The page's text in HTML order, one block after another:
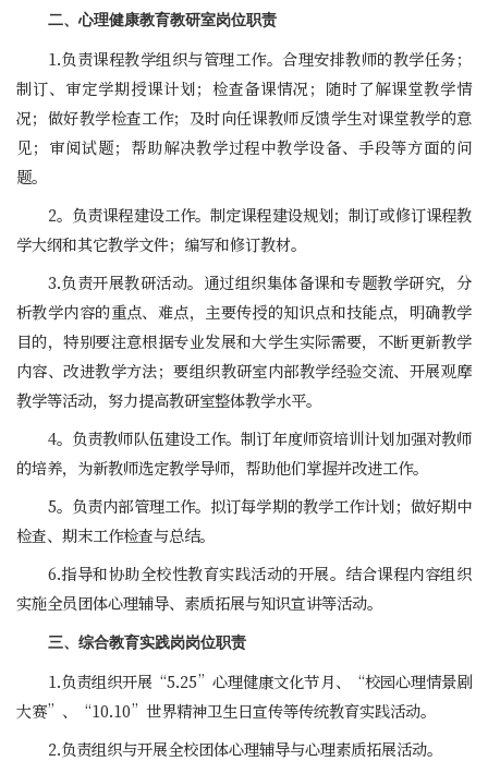
二、心理健康教育教研室岗位职责
1.负责课程教学组织与管理工作。合理安排教师的教学任务；
制订、审定学期授课计划；检查备课情况；随时了解课堂教学情
况；做好教学检查工作；及时向任课教师反馈学生对课堂教学的意
见；审阅试题；帮助解决教学过程中教学设备、手段等方面的问
题。
2。负责课程建设工作。制定课程建设规划；制订或修订课程教
学大纲和其它教学文件；编写和修订教材。
3.负责开展教研活动。通过组织集体备课和专题教学研究，分
析教学内容的重点、难点，主要传授的知识点和技能点，明确教学
目的，特别要注意根据专业发展和大学生实际需要，不断更新教学
内容、改进教学方法；要组织教研室内部教学经验交流、开展观摩
教学等活动，努力提高教研室整体教学水平。
4。负责教师队伍建设工作。制订年度师资培训计划加强对教师
的培养，为新教师选定教学导师，帮助他们掌握并改进工作。
5。负责内部管理工作。拟订每学期的教学工作计划；做好期中
检查、期末工作检查与总结。
6.指导和协助全校性教育实践活动的开展。结合课程内容组织
实施全员团体心理辅导、素质拓展与知识宣讲等活动。
三、综合教育实践岗岗位职责
1.负责组织开展“5.25”心理健康文化节月、“校园心理情景剧
大赛”、“10.10”世界精神卫生日宣传等传统教育实践活动。
2.负责组织与开展全校团体心理辅导与心理素质拓展活动。